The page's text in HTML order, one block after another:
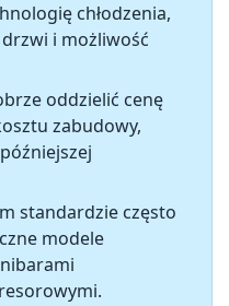
chłodzenia,
i możliwość
oddzielić cenę
zabudowy,
standardzie często
modele